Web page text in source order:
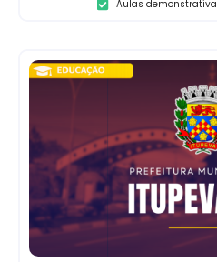
Aulas